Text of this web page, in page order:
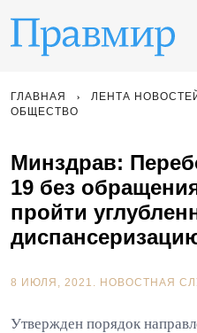
ГЛАВНАЯ ЛЕНТА
ОБЩЕСТВО
Минздрав:
19 без
пройти
8 ИЮЛЯ, 2021. НОВОСТНАЯ
Утвержден порядок